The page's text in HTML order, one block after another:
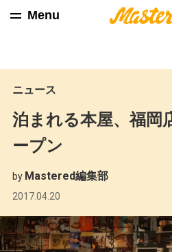
Menu
ニュース
泊まれる本屋、福岡
ープン
by Mastered編集部
2017.04.20